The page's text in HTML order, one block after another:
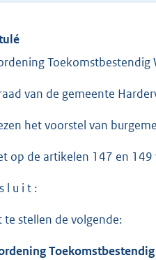
Toekomstbestendig
van de gemeente
het voorstel van
op de artikelen 147 en
l u i t :
te stellen de volgende: